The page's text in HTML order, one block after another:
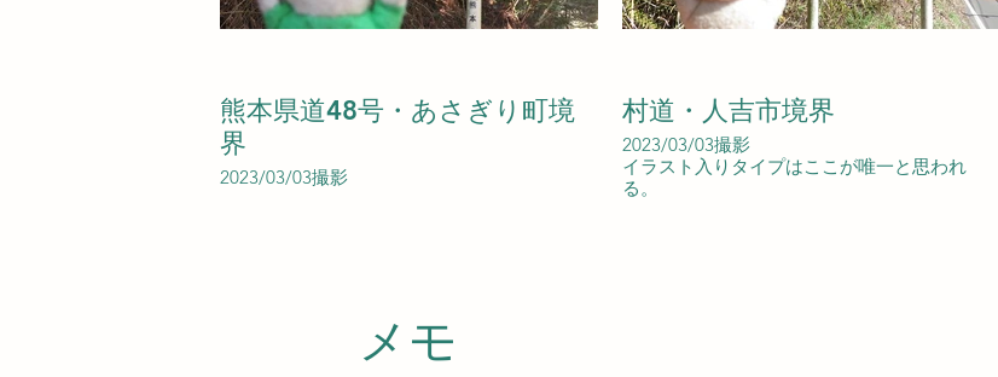
熊本県道48号・あさぎり町境
界
2023/03/03撮影
村道・人吉市境界
2023/03/03撮影
イラスト入りタイプはここが唯一と思われ
る。
​メモ